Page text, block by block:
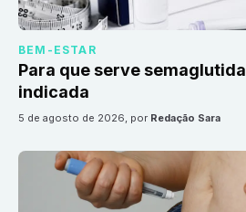
BEM-ESTAR
Para que serve
indicada
5 de agosto de 2026, por Redação Sara